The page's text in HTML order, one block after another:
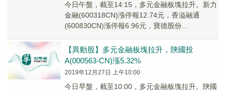
今日午盤，截至14:15，多元金融板塊拉升。新力
金融(600318CN)漲停報12.74元，香溢融通
(600830CN)漲停報6.96元，寶德股份
【異動股】多元金融板塊拉升，陝國投
A(000563-CN)漲5.32%
2019年12月27日 上午10:00
今日早盤，截至10:00，多元金融板塊拉升。陝國